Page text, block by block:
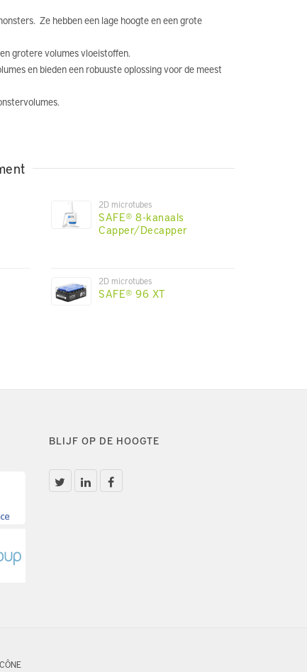
Ze hebben een lage hoogte en een grote
grotere volumes vloeistoffen.
en bieden een robuuste oplossing voor de meest
2D microtubes
SAFE® 8-kanaals
Capper/Decapper
2D microtubes
SAFE® 96 XT
BLIJF OP DE HOOGTE